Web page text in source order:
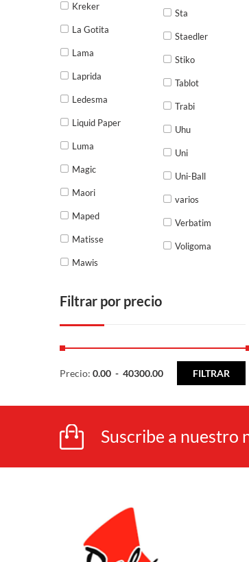
Kreker
La Gotita
Lama
Laprida
Ledesma
Liquid Paper
Luma
Magic
Maori
Maped
Matisse
Mawis
Sta
Staedler
Stiko
Tablot
Trabi
Uhu
Uni
Uni-Ball
varios
Verbatim
Voligoma
Filtrar por precio
Precio: 0.00 - 40300.00 FILTRAR
Suscribe a nuestro